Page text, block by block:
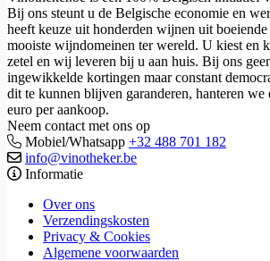
Bij ons steunt u de Belgische economie en
heeft keuze uit honderden wijnen uit
mooiste wijndomeinen ter wereld. U kiest en
zetel en wij leveren bij u aan huis. Bij ons
ingewikkelde kortingen maar constant
dit te kunnen blijven garanderen, hanteren
euro per aankoop.
Neem contact met ons op
Mobiel/Whatsapp +32 488 701 182
info@vinotheker.be
Informatie
Over ons
Verzendingskosten
Privacy & Cookies
Algemene voorwaarden